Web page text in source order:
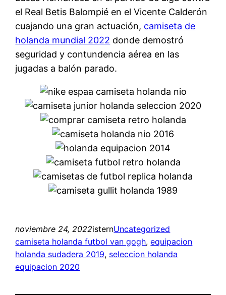
el Real Betis Balompié en el Vicente Calderón
cuajando una gran actuación, camiseta de
holanda mundial 2022 donde demostró
seguridad y contundencia aérea en las
jugadas a balón parado.
noviembre 24, 2022isternUncategorized
camiseta holanda futbol van gogh, equipacion
holanda sudadera 2019, seleccion holanda
equipacion 2020